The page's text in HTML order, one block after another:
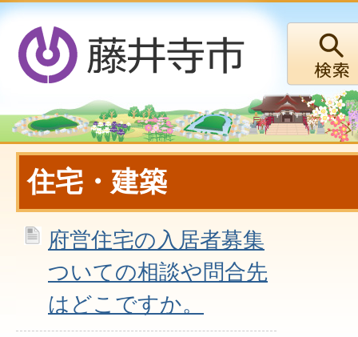
住宅・建築
府営住宅の入居者募集
ついての相談や問合先
はどこですか。